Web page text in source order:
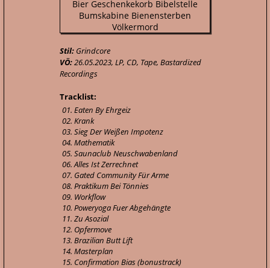
Stil: Grindcore
VÖ:26.05.2023, LP, CD, Tape, Bastardized
Recordings
Tracklist:
01. Eaten By Ehrgeiz
02. Krank
03. Sieg Der Weißen Impotenz
04. Mathematik
05. Saunaclub Neuschwabenland
06. Alles Ist Zerrechnet
07. Gated Community Für Arme
08. Praktikum Bei Tönnies
09. Workflow
10. Poweryoga Fuer Abgehängte
11. Zu Asozial
12. Opfermove
13. Brazilian Butt Lift
14. Masterplan
15. Confirmation Bias (bonustrack)